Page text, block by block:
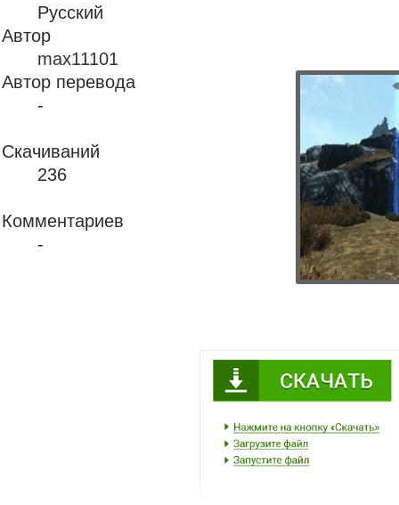
Русский
Автор
max11101
Автор перевода
-
Скачиваний
236
Комментариев
-